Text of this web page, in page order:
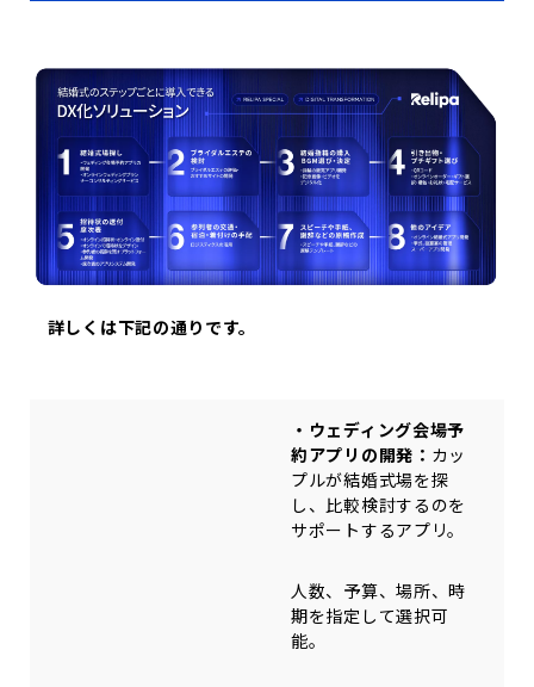
詳しくは下記の通りです。
・ウェディング会場予
約アプリの開発： カッ
プルが結婚式場を探
し、比較検討するのを
サポートするアプリ。
人数、予算、場所、時
期を指定して選択可
能。